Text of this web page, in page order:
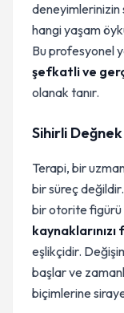
deneyimlerinizin
hangi yaşam
Bu profesyonel
şefkatli ve
olanak tanır.
Sihirli
Terapi, bir
bir süreç
bir otorite figürü
eşlikçidir.
başlar ve
biçimlerine